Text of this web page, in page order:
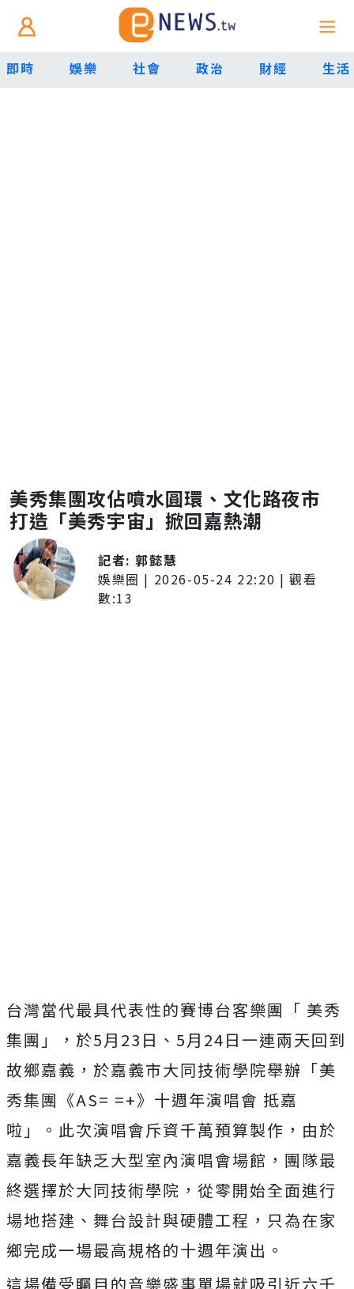
即時 娛樂 社會 政治 財經 生活
美秀集團攻佔噴水圓環、文化路夜市
打造「美秀宇宙」掀回嘉熱潮
記者:郭懿慧
娛樂圈 | 2026-05-24 22:20 | 觀看
數:13
台灣當代最具代表性的賽博台客樂團「 美秀
集團」，於5月23日、5月24日一連兩天回到
故鄉嘉義， 於嘉義市大同技術學院舉辦「美
秀集團《AS= =+》十週年演唱會 抵嘉
啦」。此次演唱會斥資千萬預算製作， 由於
嘉義長年缺乏大型室內演唱會場館， 團隊最
終選擇於大同技術學院，從零開始全面進行
場地搭建、 舞台設計與硬體工程，只為在家
鄉完成一場最高規格的十週年演出。
這場備受矚目的音樂盛事單場就吸引近六千